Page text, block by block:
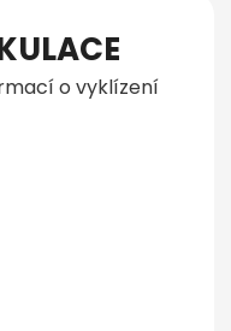
o vyklízení